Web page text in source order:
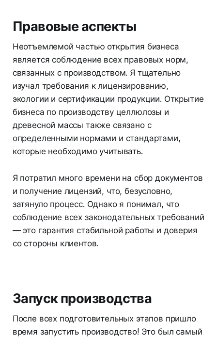
Правовые аспекты
Неотъемлемой частью открытия бизнеса
является соблюдение всех правовых норм,
связанных с производством. Я тщательно
изучал требования к лицензированию,
экологии и сертификации продукции. Открытие
бизнеса по производству целлюлозы и
древесной массы также связано с
определенными нормами и стандартами,
которые необходимо учитывать.
Я потратил много времени на сбор документов
и получение лицензий, что, безусловно,
затянуло процесс. Однако я понимал, что
соблюдение всех законодательных требований
— это гарантия стабильной работы и доверия
со стороны клиентов.
Запуск производства
После всех подготовительных этапов пришло
время запустить производство! Это был самый